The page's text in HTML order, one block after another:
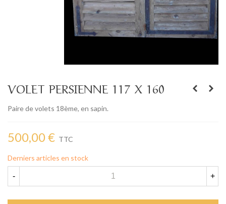
VOLET PERSIENNE 117 X 160
Paire de volets 18ème, en sapin.
500,00 € TTC
Derniers articles en stock
- +